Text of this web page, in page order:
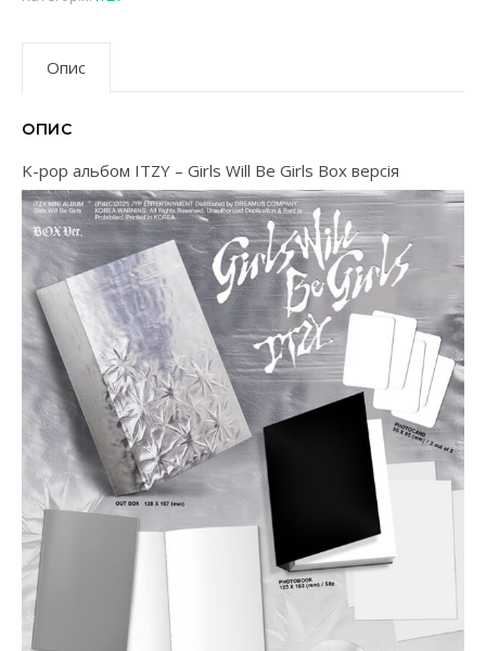
Опис
ОПИС
K-pop альбом ITZY – Girls Will Be Girls Box версія